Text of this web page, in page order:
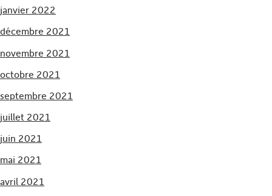
janvier 2022
décembre 2021
novembre 2021
octobre 2021
septembre 2021
juillet 2021
juin 2021
mai 2021
avril 2021